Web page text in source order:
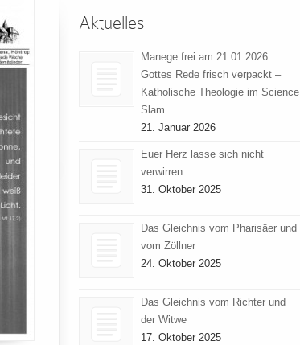
Aktuelles
Manege frei am 21.01.2026:
Gottes Rede frisch verpackt –
Katholische Theologie im Science
Slam
21. Januar 2026
Euer Herz lasse sich nicht
verwirren
31. Oktober 2025
Das Gleichnis vom Pharisäer und
vom Zöllner
24. Oktober 2025
Das Gleichnis vom Richter und
der Witwe
17. Oktober 2025